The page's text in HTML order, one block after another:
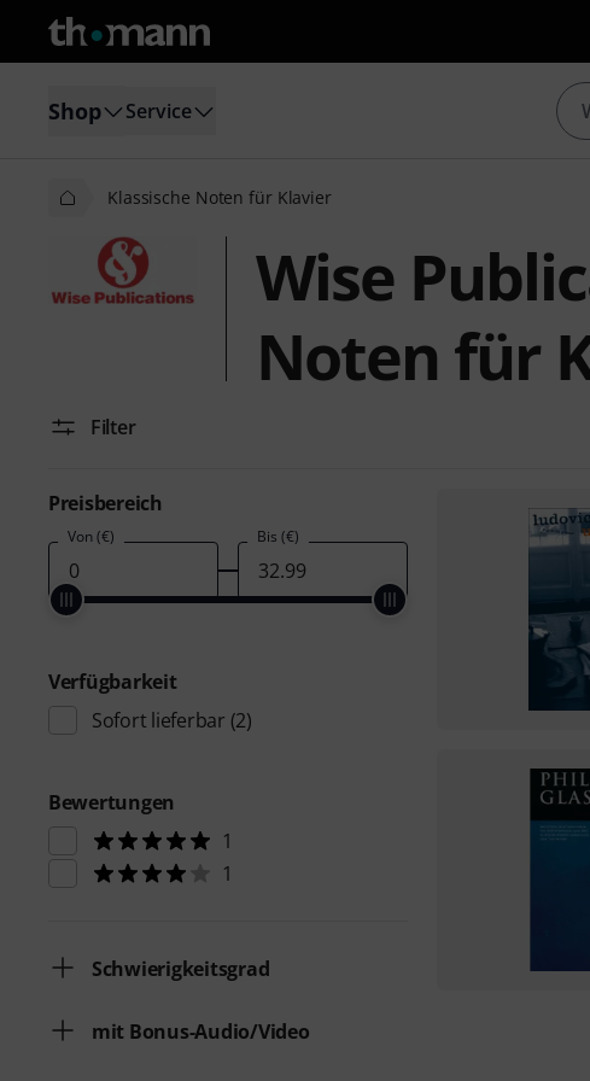
Shop Service
Klassische Noten für Klavier
Wise
Noten für
Filter
Preisbereich
Von (€) Bis (€)
Verfügbarkeit
Sofort lieferbar (2)
Bewertungen
1
1
Schwierigkeitsgrad
mit Bonus-Audio/Video